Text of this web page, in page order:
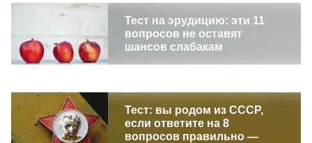
Тест на эрудицию: эти 11
вопросов не оставят
шансов слабакам
Тест: вы родом из СССР,
если ответите на 8
вопросов правильно —